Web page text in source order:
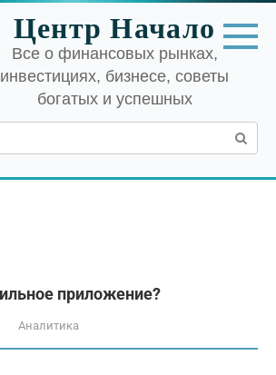
Центр Начало
Все о финансовых рынках,
инвестициях, бизнесе, советы
богатых и успешных
приложение?
Аналитика